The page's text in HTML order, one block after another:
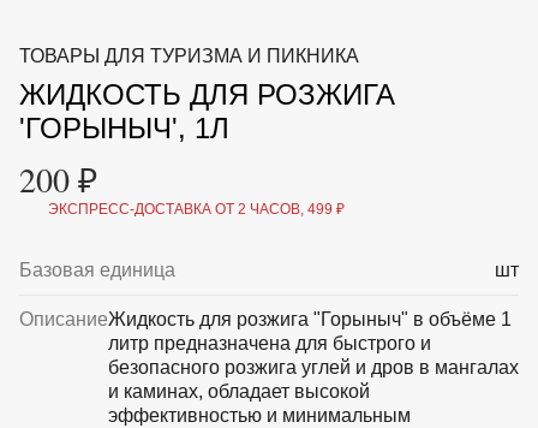
МАЛАЯ МЕХАНИЗАЦИЯ
ОТПУГИВАТЕЛИ ОТ ПТИЦ, НАСЕКОМЫХ И
ГРЫЗУНОВ
САДОВАЯ ОДЕЖДА И ОБУВЬ
САДОВЫЙ ИНСТРУМЕНТ
СРЕДСТВА ЗАЩИТЫ РАСТЕНИЙ И УДОБРЕНИЯ
ТОВАРЫ ДЛЯ БАНЬ И САУН
ТОВАРЫ И АПТЕКА ДЛЯ ПРУДА
ХОЗ ТОВАРЫ
Новинки Акции
УХОД
+7 (495) 197 87
87
ТОВАРЫ ДЛЯ ТУРИЗМА И ПИКНИКА
ЖИДКОСТЬ ДЛЯ РОЗЖИГА
'ГОРЫНЫЧ', 1Л
200 ₽
ЭКСПРЕСС-ДОСТАВКА ОТ 2 ЧАСОВ, 499 ₽
Базовая единица шт
ОписаниеЖидкость для розжига "Горыныч" в объёме 1
литр предназначена для быстрого и
безопасного розжига углей и дров в мангалах
и каминах, обладает высокой
эффективностью и минимальным